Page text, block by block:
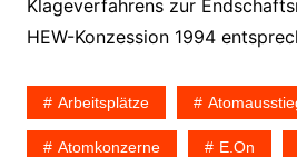
Klageverfahrens zur
HEW-Konzession 1994
Arbeitsplätze
Atomkonzerne E.on